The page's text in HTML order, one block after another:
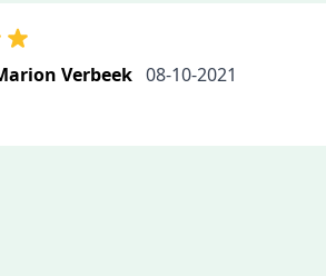
Verbeek 08-10-2021